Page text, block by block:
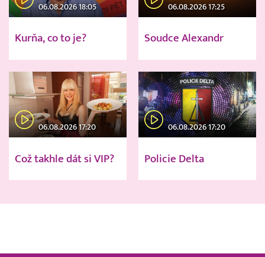
06.08.2026 18:05
Kurňa, co to je?
06.08.2026 17:25
Soudce Alexandr
06.08.2026 17:20
Což takhle dát si VIP?
06.08.2026 17:20
Policie Delta